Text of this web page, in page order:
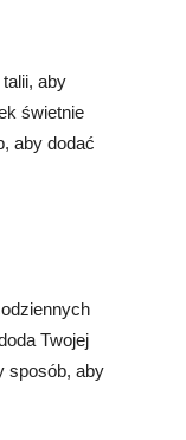
aby
świetnie
aby dodać
Twojej
sposób, aby